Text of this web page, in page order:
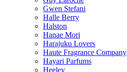
Gwen Stefani
Halle Berry
Halston
Hanae Mori
Harajuku Lovers
Haute Fragrance Company
Hayari Parfums
Heeley